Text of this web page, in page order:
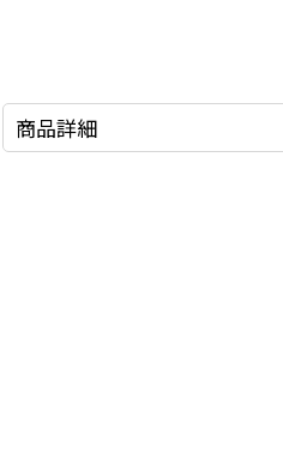
商品詳細